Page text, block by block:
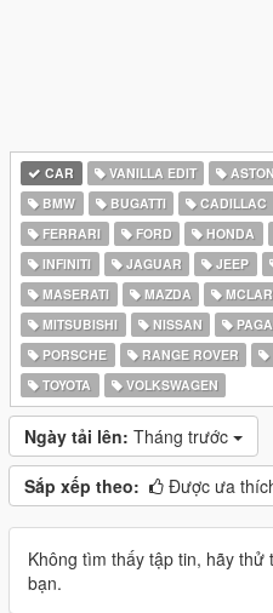
CAR VANILLA EDIT
BMW
BUGATTI CADILLAC
FERRARI
FORD HONDA
INFINITI
JAGUAR JEEP
MASERATI
MAZDA
MITSUBISHI
NISSAN
PORSCHE
RANGE ROVER
TOYOTA
VOLKSWAGEN
Ngày tải lên: Tháng trước
Sắp xếp theo: Được ưa
Không tìm thấy tập tin, hãy
bạn.